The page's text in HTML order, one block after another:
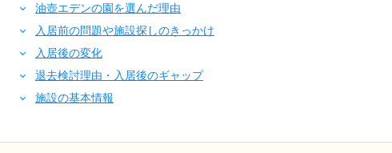
油壺エデンの園を選んだ理由
入居前の問題や施設探しのきっかけ
入居後の変化
退去検討理由・入居後のギャップ
施設の基本情報